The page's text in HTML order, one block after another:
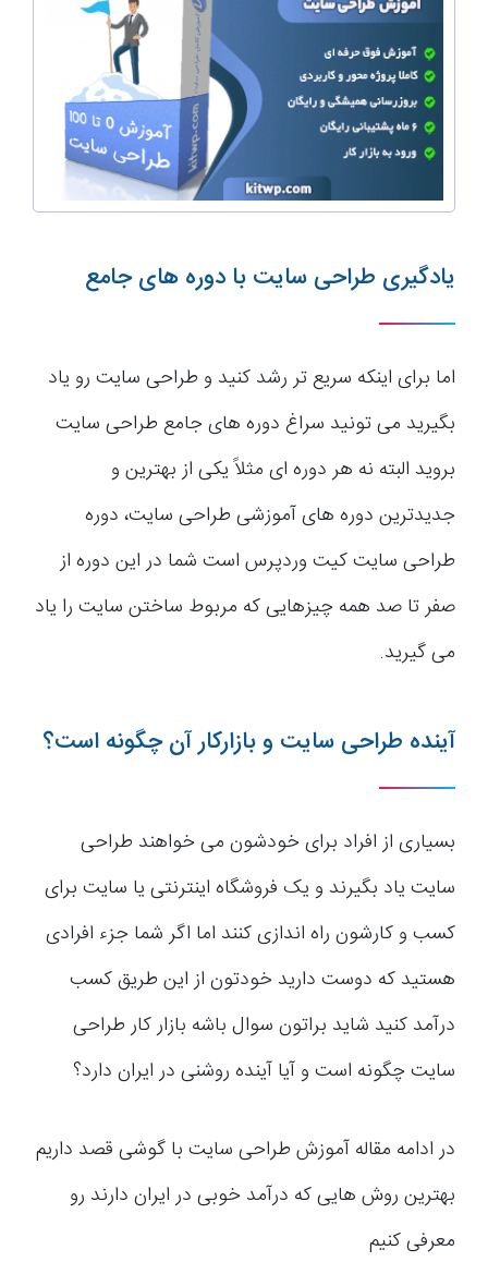
یادگیری طراحی سایت با دوره های جامع
اما برای اینکه سریع تر رشد کنید و طراحی سایت رو یاد
بگیرید می تونید سراغ دوره های جامع طراحی سایت
بروید البته نه هر دوره ای مثلاً یکی از بهترین و
جدیدترین دوره های آموزشی طراحی سایت، دوره
طراحی سایت کیت وردپرس است شما در این دوره از
صفر تا صد همه چیزهایی که مربوط ساختن سایت را یاد
می گیرید.
آینده طراحی سایت و بازارکار آن چگونه است؟
بسیاری از افراد برای خودشون می خواهند طراحی
سایت یاد بگیرند و یک فروشگاه اینترنتی یا سایت برای
کسب و کارشون راه اندازی کنند اما اگر شما جزء افرادی
هستید که دوست دارید خودتون از این طریق کسب
درآمد کنید شاید براتون سوال باشه بازار کار طراحی
سایت چگونه است و آیا آینده روشنی در ایران دارد؟
در ادامه مقاله آموزش طراحی سایت با گوشی قصد داریم
بهترین روش هایی که درآمد خوبی در ایران دارند رو
معرفی کنیم